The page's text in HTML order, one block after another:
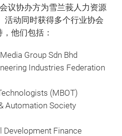
会议协办方为雪兰莪人力资源
活动同时获得多个行业协会
他们包括：
Group Sdn Bhd
Industries Federation
(MBOT)
Automation Society
Development Finance